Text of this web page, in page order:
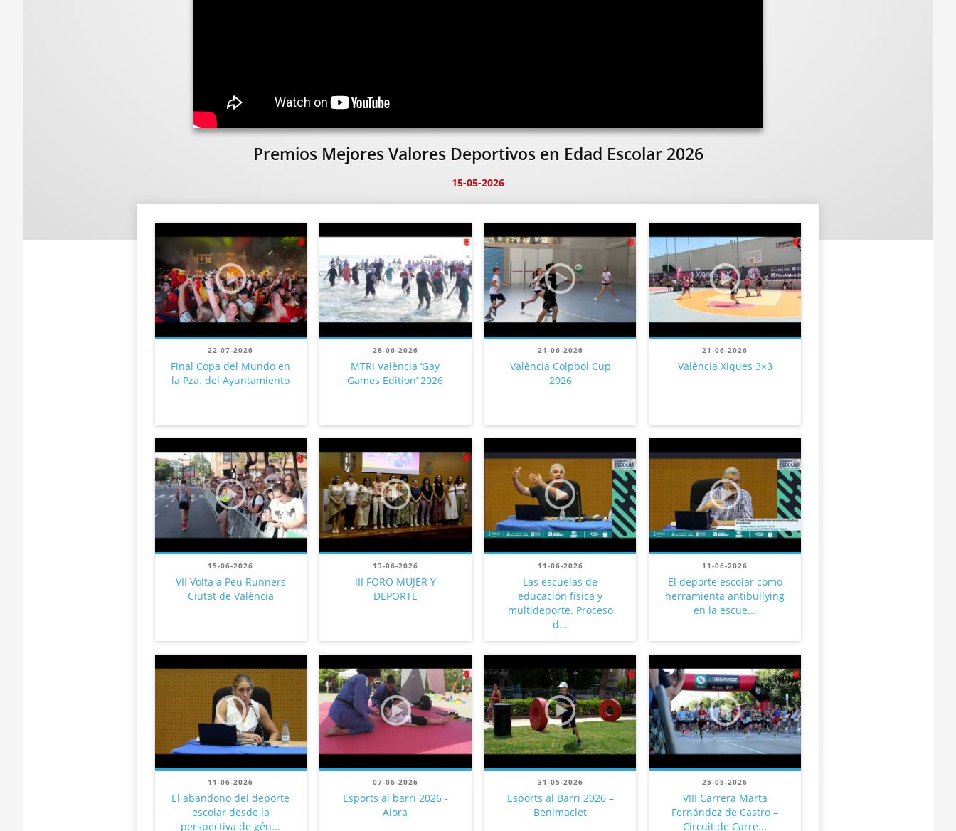
Premios Mejores Valores Deportivos en Edad Escolar 2026
15-05-2026
22-07-2026
Final Copa del Mundo en
la Pza. del Ayuntamiento
28-06-2026
MTRI València ‘Gay
Games Edition’ 2026
21-06-2026
València Colpbol Cup
2026
21-06-2026
València Xiques 3×3
15-06-2026
VII Volta a Peu Runners
Ciutat de València
13-06-2026
III FORO MUJER Y
DEPORTE
11-06-2026
Las escuelas de
educación física y
multideporte. Proceso
d...
11-06-2026
El deporte escolar como
herramienta antibullying
en la escue...
11-06-2026
El abandono del deporte
escolar desde la
perspectiva de gén...
07-06-2026
Esports al barri 2026 -
Aiora
31-05-2026
Esports al Barri 2026 –
Benimaclet
25-05-2026
VIII Carrera Marta
Fernández de Castro –
Circuit de Carre...